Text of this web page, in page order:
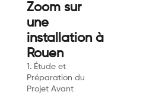
Zoom sur
une
installation à
Rouen
1. Étude et
Préparation du
Projet Avant